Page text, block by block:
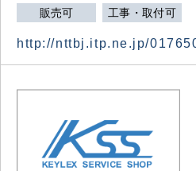
販売可 工事・取付可
http://nttbj.itp.ne.jp/